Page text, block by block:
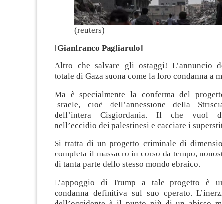
(reuters)
[Gianfranco Pagliarulo]
Altro che salvare gli ostaggi! L’annuncio
totale di Gaza suona come la loro condanna a
Ma è specialmente la conferma del
Israele, cioè dell’annessione della
dell’intera Cisgiordania. Il che vuol
nell’eccidio dei palestinesi e cacciare i
Si tratta di un progetto criminale di
completa il massacro in corso da tempo,
di tanta parte dello stesso mondo ebraico.
L’appoggio di Trump a tale progetto è
condanna definitiva sul suo operato.